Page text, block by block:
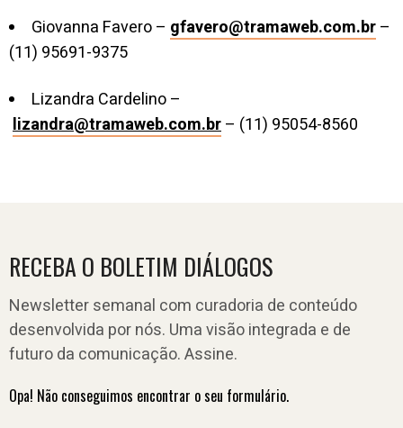
Giovanna Favero – gfavero@tramaweb.com.br–
(11) 95691-9375
Lizandra Cardelino –
lizandra@tramaweb.com.br– (11) 95054-8560
RECEBA O BOLETIM DIÁLOGOS
Newsletter semanal com curadoria de conteúdo
desenvolvida por nós. Uma visão integrada e de
futuro da comunicação. Assine.
Opa! Não conseguimos encontrar o seu formulário.